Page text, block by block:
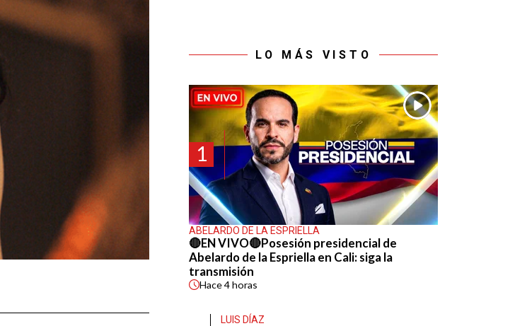
LO MÁS VISTO
1
ABELARDO DE LA ESPRIELLA
🔴EN VIVO🔴Posesión presidencial de
Abelardo de la Espriella en Cali: siga la
transmisión
Hace4 horas
LUIS DÍAZ